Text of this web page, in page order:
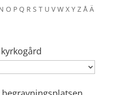
O P Q R S T U V W X Y Z Å Ä